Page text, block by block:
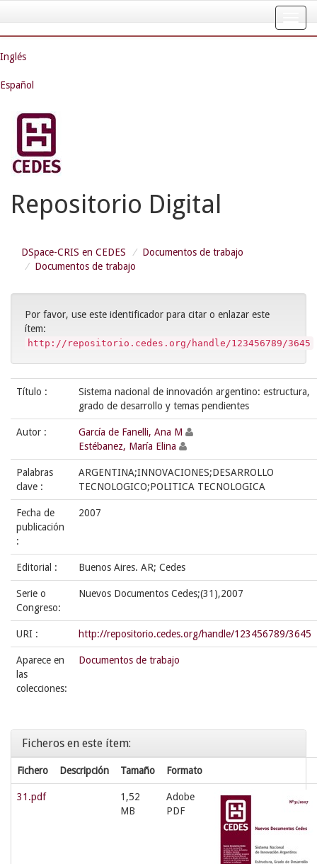
navigation
Inglés
Español
Repositorio Digital
DSpace-CRIS en CEDES
Documentos de trabajo
Documentos de trabajo
Por favor, use este identificador para citar o enlazar este
ítem:
http://repositorio.cedes.org/handle/123456789/3645
Título :
Sistema nacional de innovación argentino: estructura,
grado de desarrollo y temas pendientes
Autor :
García de Fanelli, Ana M
Estébanez, María Elina
Palabras
clave :
ARGENTINA;INNOVACIONES;DESARROLLO
TECNOLOGICO;POLITICA TECNOLOGICA
Fecha de
publicación
:
2007
Editorial : Buenos Aires. AR; Cedes
Serie o
Congreso:
Nuevos Documentos Cedes;(31),2007
URI : http://repositorio.cedes.org/handle/123456789/3645
Aparece en
las
colecciones:
Documentos de trabajo
Ficheros en este ítem:
Fichero Descripción Tamaño Formato
31.pdf
1,52
MB
Adobe
PDF